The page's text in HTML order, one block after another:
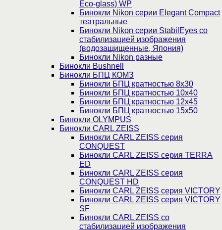
Eco-glass) WP
Бинокли Nikon серии Elegant Compact
театральные
Бинокли Nikon серии StabilEyes со
стабилизацией изображения
(водозащищенные, Япония)
Бинокли Nikon разные
Бинокли Bushnell
Бинокли БПЦ КОМЗ
Бинокли БПЦ кратностью 8х30
Бинокли БПЦ кратностью 10х40
Бинокли БПЦ кратностью 12х45
Бинокли БПЦ кратностью 15х50
Бинокли OLYMPUS
Бинокли CARL ZEISS
Бинокли CARL ZEISS серия
CONQUEST
Бинокли CARL ZEISS серия TERRA
ED
Бинокли CARL ZEISS серия
CONQUEST HD
Бинокли CARL ZEISS серия VICTORY
Бинокли CARL ZEISS серия VICTORY
SF
Бинокли CARL ZEISS со
стабилизацией изображения